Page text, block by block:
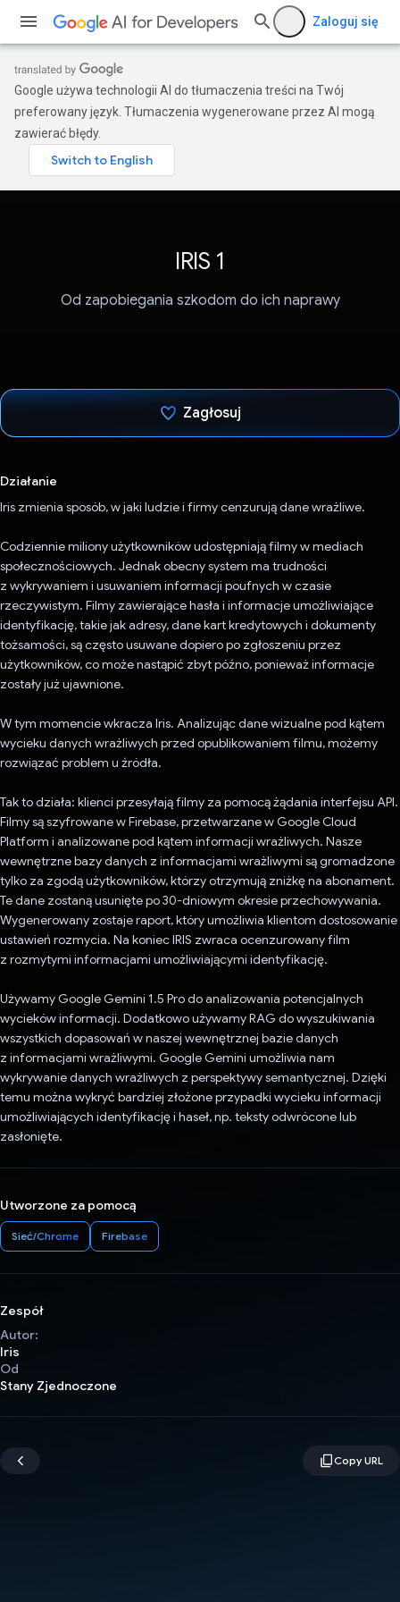
Zaloguj się
Google używa technologii AI do tłumaczenia treści na Twój
preferowany język. Tłumaczenia wygenerowane przez AI mogą
zawierać błędy.
IRIS 1
Od zapobiegania szkodom do ich naprawy
Zagłosuj
Działanie
Iris zmienia sposób, w jaki ludzie i firmy cenzurują dane wrażliwe.
Codziennie miliony użytkowników udostępniają filmy w mediach
społecznościowych. Jednak obecny system ma trudności
z wykrywaniem i usuwaniem informacji poufnych w czasie
rzeczywistym. Filmy zawierające hasła i informacje umożliwiające
identyfikację, takie jak adresy, dane kart kredytowych i dokumenty
tożsamości, są często usuwane dopiero po zgłoszeniu przez
użytkowników, co może nastąpić zbyt późno, ponieważ informacje
zostały już ujawnione.
W tym momencie wkracza Iris. Analizując dane wizualne pod kątem
wycieku danych wrażliwych przed opublikowaniem filmu, możemy
rozwiązać problem u źródła.
Tak to działa: klienci przesyłają filmy za pomocą żądania interfejsu API.
Filmy są szyfrowane w Firebase, przetwarzane w Google Cloud
Platform i analizowane pod kątem informacji wrażliwych. Nasze
wewnętrzne bazy danych z informacjami wrażliwymi są gromadzone
tylko za zgodą użytkowników, którzy otrzymują zniżkę na abonament.
Te dane zostaną usunięte po 30-dniowym okresie przechowywania.
Wygenerowany zostaje raport, który umożliwia klientom dostosowanie
ustawień rozmycia. Na koniec IRIS zwraca ocenzurowany film
z rozmytymi informacjami umożliwiającymi identyfikację.
Używamy Google Gemini 1.5 Pro do analizowania potencjalnych
wycieków informacji. Dodatkowo używamy RAG do wyszukiwania
wszystkich dopasowań w naszej wewnętrznej bazie danych
z informacjami wrażliwymi. Google Gemini umożliwia nam
wykrywanie danych wrażliwych z perspektywy semantycznej. Dzięki
temu można wykryć bardziej złożone przypadki wycieku informacji
umożliwiających identyfikację i haseł, np. teksty odwrócone lub
zasłonięte.
Utworzone za pomocą
Sieć/Chrome Firebase
Zespół
Autor:
Iris
Od
Stany Zjednoczone